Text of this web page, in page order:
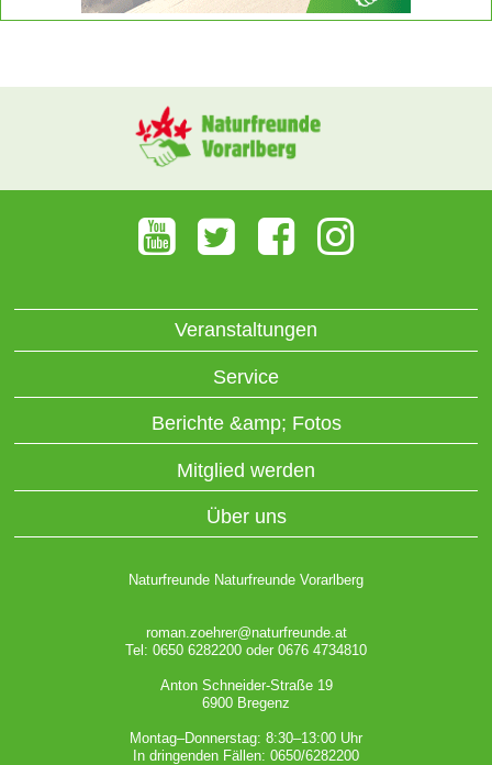
Veranstaltungen
Service
Berichte &amp; Fotos
Mitglied werden
Über uns
Naturfreunde Naturfreunde Vorarlberg
roman.zoehrer@naturfreunde.at
Tel: 0650 6282200 oder 0676 4734810
Anton Schneider-Straße 19
6900 Bregenz
Montag–Donnerstag: 8:30–13:00 Uhr
In dringenden Fällen: 0650/6282200